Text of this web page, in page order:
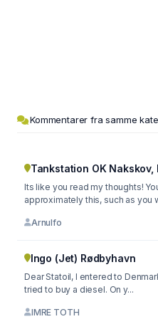
Kommentarer fra samme
Tankstation OK
Its like you read my thoughts!
Arnulfo
Ingo (Jet) Rødbyhavn
Dear Statoil, I entered to Denmark and on the first petrol station,
tried to buy a diesel. On y...
IMRE TOTH